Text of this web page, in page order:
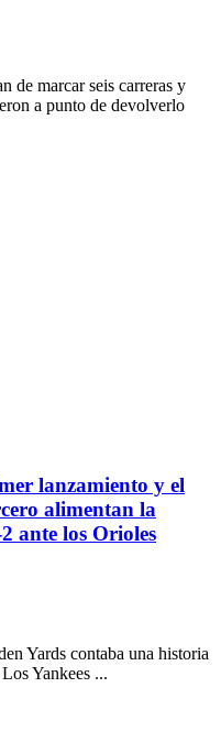
de marcar seis carreras y
a punto de devolverlo
lanzamiento y el
alimentan la
ante los Orioles
Yards contaba una historia
Yankees ...